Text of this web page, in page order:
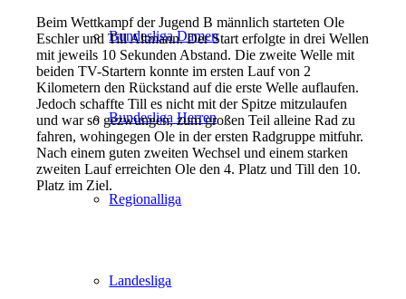
Bundesliga Damen
Bundesliga Herren
Regionalliga
Landesliga
Beim Wettkampf der Jugend B männlich starteten Ole
Eschler und Till Altmann. Der Start erfolgte in drei Wellen
mit jeweils 10 Sekunden Abstand. Die zweite Welle mit
beiden TV-Startern konnte im ersten Lauf von 2
Kilometern den Rückstand auf die erste Welle auflaufen.
Jedoch schaffte Till es nicht mit der Spitze mitzulaufen
und war so gezwungen, zum großen Teil alleine Rad zu
fahren, wohingegen Ole in der ersten Radgruppe mitfuhr.
Nach einem guten zweiten Wechsel und einem starken
zweiten Lauf erreichten Ole den 4. Platz und Till den 10.
Platz im Ziel.